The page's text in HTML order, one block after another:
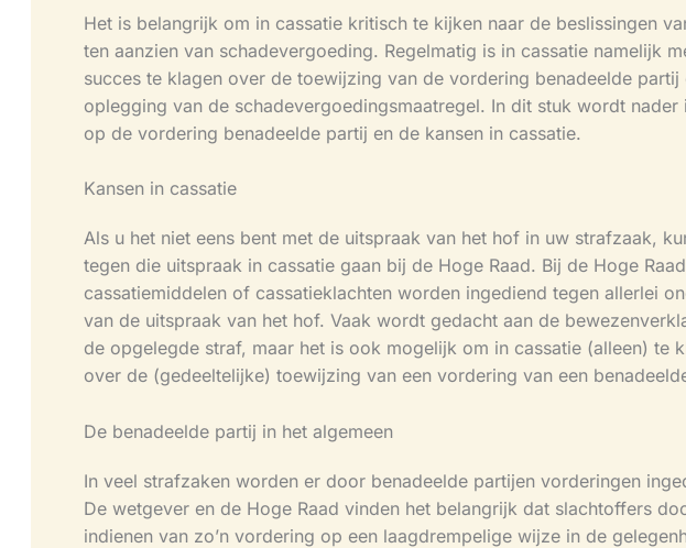
Het is belangrijk om in cassatie kritisch te kijken naar de beslissingen
ten aanzien van schadevergoeding. Regelmatig is in cassatie namelijk
succes te klagen over de toewijzing van de vordering benadeelde partij
oplegging van de schadevergoedingsmaatregel. In dit stuk wordt nader
op de vordering benadeelde partij en de kansen in cassatie.
Kansen in cassatie
Als u het niet eens bent met de uitspraak van het hof in uw strafzaak,
tegen die uitspraak in cassatie gaan bij de Hoge Raad. Bij de Hoge
cassatiemiddelen of cassatieklachten worden ingediend tegen allerlei
van de uitspraak van het hof. Vaak wordt gedacht aan de
de opgelegde straf, maar het is ook mogelijk om in cassatie (alleen) te
over de (gedeeltelijke) toewijzing van een vordering van een
De benadeelde partij in het algemeen
In veel strafzaken worden er door benadeelde partijen vorderingen
De wetgever en de Hoge Raad vinden het belangrijk dat slachtoffers
indienen van zo’n vordering op een laagdrempelige wijze in de